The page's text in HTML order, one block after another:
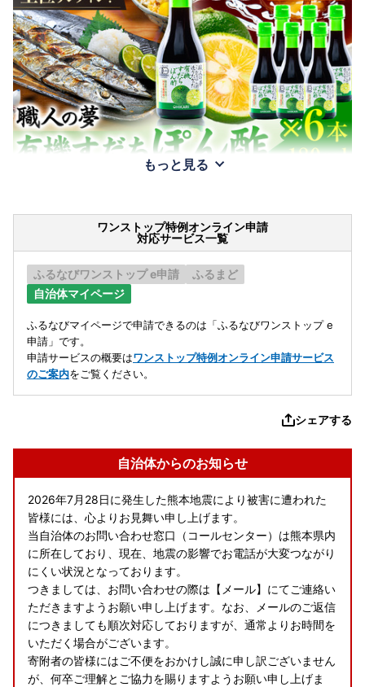
もっと見る
ワンストップ特例オンライン申請
対応サービス一覧
ふるなびワンストップ e申請
ふるまど
自治体マイページ
ふるなびマイページで申請できるのは「ふるなびワンストップ e
申請」です。
申請サービスの概要はワンストップ特例オンライン申請サービス
のご案内をご覧ください。
シェアする
自治体からのお知らせ
2026年7月28日に発生した熊本地震により被害に遭われた
皆様には、心よりお見舞い申し上げます。
当自治体のお問い合わせ窓口（コールセンター）は熊本県内
に所在しており、現在、地震の影響でお電話が大変つながり
にくい状況となっております。
つきましては、お問い合わせの際は【メール】にてご連絡い
ただきますようお願い申し上げます。なお、メールのご返信
につきましても順次対応しておりますが、通常よりお時間を
いただく場合がございます。
寄附者の皆様にはご不便をおかけし誠に申し訳ございません
が、何卒ご理解とご協力を賜りますようお願い申し上げま